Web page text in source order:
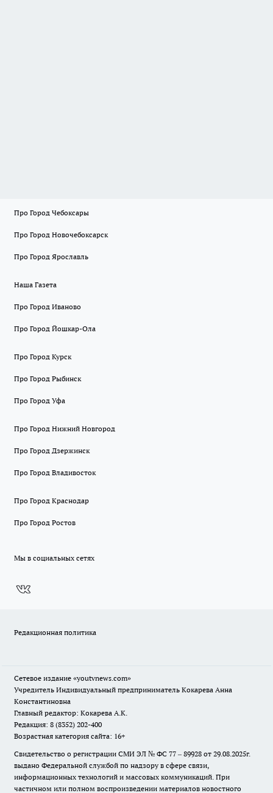
Про Город Чебоксары
Про Город Новочебоксарск
Про Город Ярославль
Наша Газета
Про Город Иваново
Про Город Йошкар-Ола
Про Город Курск
Про Город Рыбинск
Про Город Уфа
Про Город Нижний Новгород
Про Город Дзержинск
Про Город Владивосток
Про Город Краснодар
Про Город Ростов
Мы в социальных сетях
Редакционная политика
Сетевое издание «youtvnews.com»
Учредитель Индивидуальный предприниматель Кокарева Анна
Константиновна
Главный редактор: Кокарева А.К.
Редакция: 8 (8352) 202-400
Возрастная категория сайта: 16+
Свидетельство о регистрации СМИ ЭЛ № ФС 77 – 89928 от 29.08.2025г.
выдано Федеральной службой по надзору в сфере связи,
информационных технологий и массовых коммуникаций. При
частичном или полном воспроизведении материалов новостного